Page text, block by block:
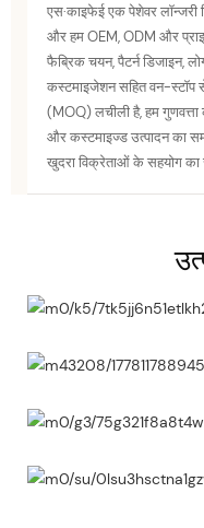
एस·काइफेई एक पेशेवर लॉन्जरी
और हम OEM, ODM और
फैब्रिक चयन, पैटर्न डिजाइन,
कस्टमाइजेशन सहित वन-स्टॉप
(MOQ) लचीली है, हम
और कस्टमाइज्ड उत्पादन का
खुदरा विक्रेताओं के सहयोग का